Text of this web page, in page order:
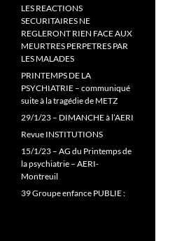
LES REACTIONS
SECURITAIRES NE
REGLERONT RIEN FACE AUX
MEURTRES PERPETRES PAR
LES MALADES
PRINTEMPS DE LA
PSYCHIATRIE – communiqué
suite à la tragédie de METZ
29/1/23 – DIMANCHE à l’AERI
Revue INSTITUTIONS
15/1/23 – AG du Printemps de
la psychiatrie – AERI-
Montreuil
39 Groupe enfance PUBLIE :